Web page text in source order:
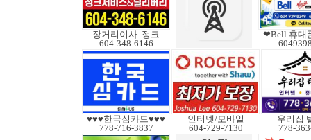
장거리이사 .정크
604-348-6146
❤Bell 휴대
♥♥♥한국심카드♥♥♥
778-716-3837
인터넷/모바일
604-729-7130
우리집
778-